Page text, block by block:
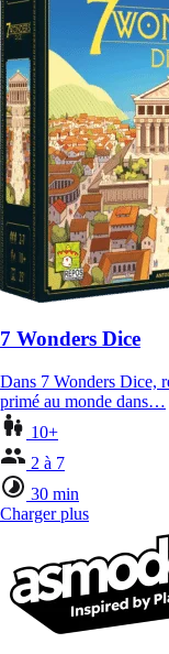
7 Wonders Dice
Dans 7 Wonders Dice,
primé au monde dans…
10+
2 à 7
30 min
Charger plus